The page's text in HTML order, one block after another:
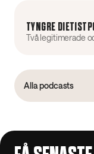
TYNGRE
Alla podcasts